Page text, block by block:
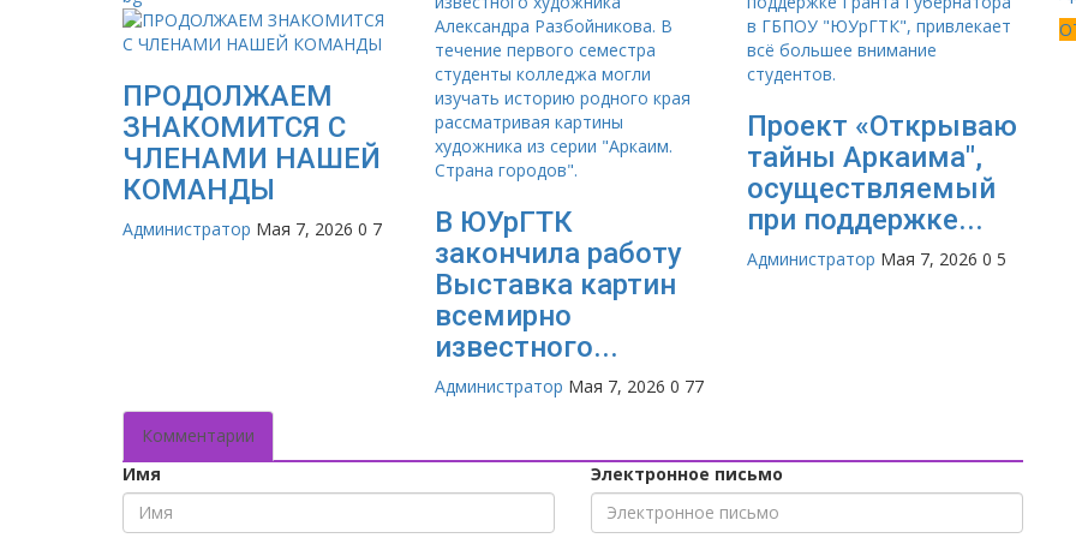
ПРОДОЛЖАЕМ
ЗНАКОМИТСЯ С
ЧЛЕНАМИ НАШЕЙ
КОМАНДЫ
Администратор Мая 7, 2026 0 7
В ЮУрГТК
закончила работу
Выставка картин
всемирно
известного...
Администратор Мая 7, 2026 0 77
Проект «Открываю
тайны Аркаима",
осуществляемый
при поддержке...
Администратор Мая 7, 2026 0 5
Комментарии
Имя
Электронное письмо